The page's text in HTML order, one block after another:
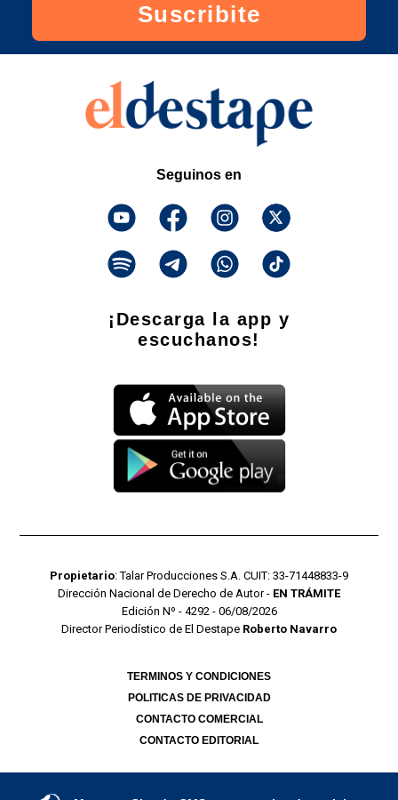
Suscribite
Seguinos en
¡Descarga la app y
escuchanos!
Propietario: Talar Producciones S.A. CUIT: 33-71448833-9
Dirección Nacional de Derecho de Autor - EN TRÁMITE
Edición Nº - 4292 - 06/08/2026
Director Periodístico de El Destape Roberto Navarro
TERMINOS Y CONDICIONES
POLITICAS DE PRIVACIDAD
CONTACTO COMERCIAL
CONTACTO EDITORIAL